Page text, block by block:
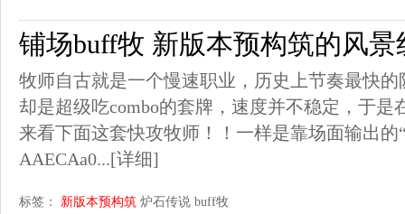
铺场buff牧 新版本预构筑的风景
牧师自古就是一个慢速职业，历史上节奏最快
却是超级吃combo的套牌，速度并不稳定，于是
来看下面这套快攻牧师！！一样是靠场面输出的
AAECAa0...[详细]
标签： 新版本预构筑 炉石传说 buff牧